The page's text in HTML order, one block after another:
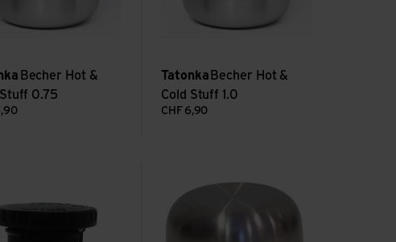
Becher Hot &
0.75
Tatonka Becher Hot &
Cold Stuff 1.0
CHF 6,90